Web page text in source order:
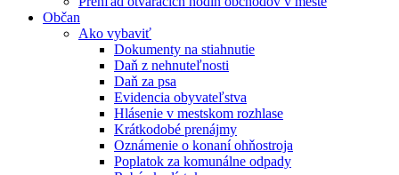
Občan
Ako vybaviť
Dokumenty na stiahnutie
Daň z nehnuteľnosti
Daň za psa
Evidencia obyvateľstva
Hlásenie v mestskom rozhlase
Krátkodobé prenájmy
Oznámenie o konaní ohňostroja
Poplatok za komunálne odpady